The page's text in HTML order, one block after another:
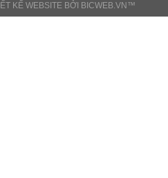
KẾ WEBSITE BỞI BICWEB.VN ™